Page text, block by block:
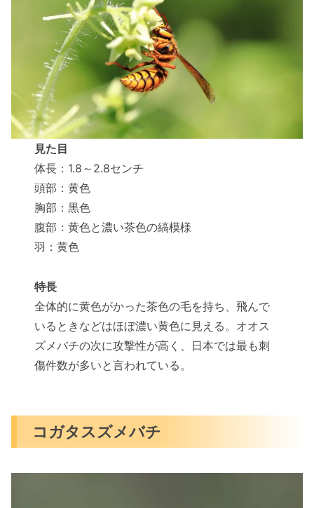
見た目
体長：1.8～2.8センチ
頭部：黄色
胸部：黒色
腹部：黄色と濃い茶色の縞模様
羽：黄色
特長
全体的に黄色がかった茶色の毛を持ち、飛んで
いるときなどはほぼ濃い黄色に見える。オオス
ズメバチの次に攻撃性が高く、日本では最も刺
傷件数が多いと言われている。
コガタスズメバチ